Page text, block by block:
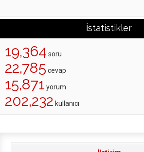
İstatistikler
19,364 soru
22,785 cevap
15,871 yorum
202,232 kullanıcı